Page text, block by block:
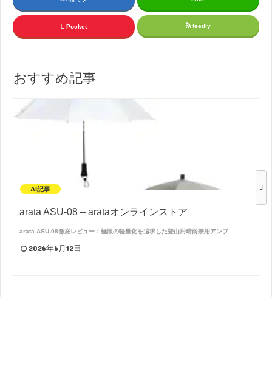
Pocket feedly
おすすめ記事
AI記事
arata ASU-08 – arataオンラインストア
arata ASU-08徹底レビュー：極限の軽量化を追求した登山用晴雨兼用アンブ…
2026年6月12日